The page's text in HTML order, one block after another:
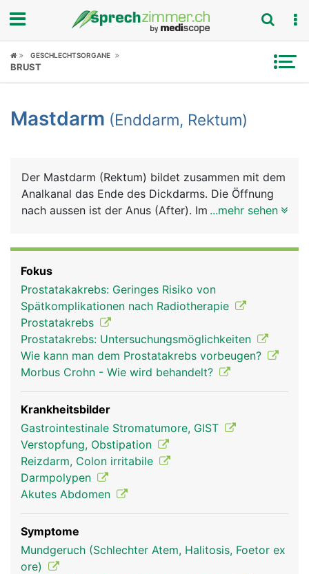
Fokus
Symptome
News
Rubriken
GESCHLECHTSORGANE
BRUST
Mastdarm (Enddarm, Rektum)
Der Mastdarm (Rektum) bildet zusammen mit dem
Analkanal das Ende des Dickdarms. Die Öffnung
nach aussen ist der Anus (After). Im Mastdarm
einem inneren und einem äusseren Schliessmuskel
umgeben. Der innere Afterschliessmuskel ist nicht
willentlich beeinflussbar. Er erschlafft automatisch
bei Kontakt mit dem Stuhl und lässt ihn in den
oberen Analkanal gleiten. Der äussere
Schliessmuskel kann selbst zur willentlichen
Stuhlentleerung gesteuert werden.
frau
mann
...mehr sehen
Fokus
Prostatakakrebs: Geringes Risiko von
Spätkomplikationen nach Radiotherapie
Prostatakrebs
Prostatakrebs: Untersuchungsmöglichkeiten
Wie kann man dem Prostatakrebs vorbeugen?
Morbus Crohn - Wie wird behandelt?
Krankheitsbilder
Gastrointestinale Stromatumore, GIST
Verstopfung, Obstipation
Reizdarm, Colon irritabile
Darmpolypen
Akutes Abdomen
Symptome
Mundgeruch (Schlechter Atem, Halitosis, Foetor ex
ore)